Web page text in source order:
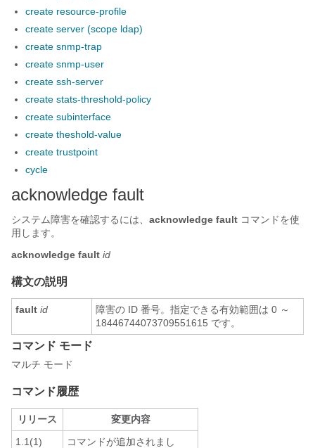
create resource-profile
create server (scope ldap)
create snmp-trap
create snmp-user
create ssh-server
create stats-threshold-policy
create subinterface
create theshold-value
create trustpoint
cycle
acknowledge fault
システム障害を確認するには、 acknowledge fault コマンドを使
用します。
acknowledge fault id
構文の説明
fault id
障害の ID 番号。指定できる有効範囲は 0 ～
18446744073709551615 です。
コマンド モード
マルチ モード
コマンド履歴
リリース
変更内容
1.1(1)
コマンドが追加されまし